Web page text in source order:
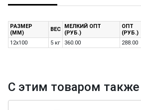
РАЗМЕР
(ММ)
ВЕС
МЕЛКИЙ ОПТ
(РУБ.)
ОПТ
(РУБ.)
12х100
5 кг 360.00 288.00
С этим товаром